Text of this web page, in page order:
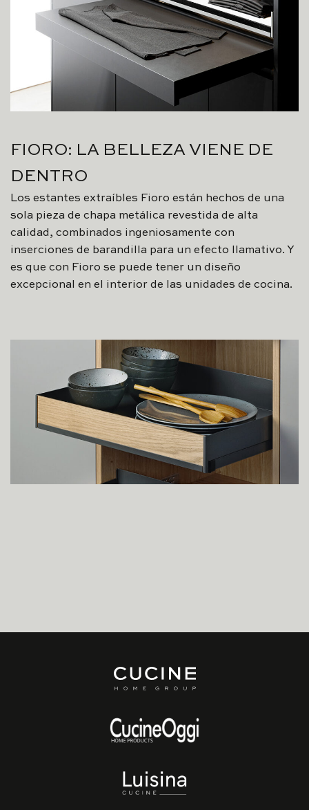
FIORO: LA BELLEZA VIENE DE
DENTRO
Los estantes extraíbles Fioro están hechos de una
sola pieza de chapa metálica revestida de alta
calidad, combinados ingeniosamente con
inserciones de barandilla para un efecto llamativo. Y
es que con Fioro se puede tener un diseño
excepcional en el interior de las unidades de cocina.